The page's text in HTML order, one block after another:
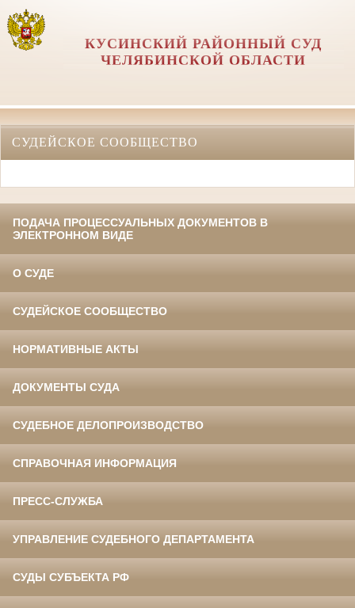
КУСИНСКИЙ РАЙОННЫЙ СУД
ЧЕЛЯБИНСКОЙ ОБЛАСТИ
СУДЕЙСКОЕ СООБЩЕСТВО
ПОДАЧА ПРОЦЕССУАЛЬНЫХ ДОКУМЕНТОВ В
ЭЛЕКТРОННОМ ВИДЕ
О СУДЕ
СУДЕЙСКОЕ СООБЩЕСТВО
НОРМАТИВНЫЕ АКТЫ
ДОКУМЕНТЫ СУДА
СУДЕБНОЕ ДЕЛОПРОИЗВОДСТВО
СПРАВОЧНАЯ ИНФОРМАЦИЯ
ПРЕСС-СЛУЖБА
УПРАВЛЕНИЕ СУДЕБНОГО ДЕПАРТАМЕНТА
СУДЫ СУБЪЕКТА РФ